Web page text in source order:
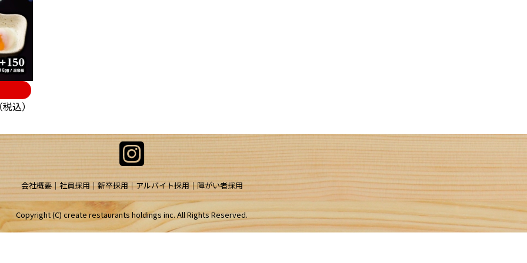
込）
会社概要 社員採用 新卒採用 アルバイト採用 障がい者採用
Copyright (C) create restaurants holdings inc. All Rights Reserved.